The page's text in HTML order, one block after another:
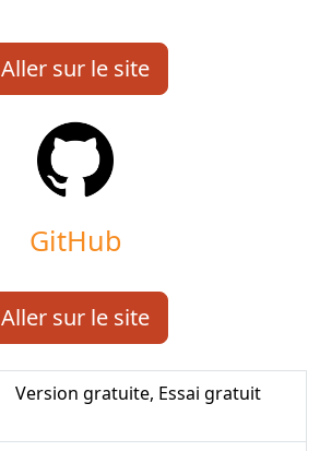
Aller sur le site
GitHub
Aller sur le site
Version gratuite, Essai gratuit